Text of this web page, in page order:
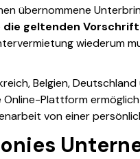
übernommene
die geltenden
wiederum
Belgien,
Plattform
von einer